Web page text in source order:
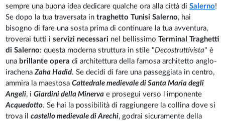
sempre una buona idea dedicare qualche ora alla città diSalerno!
Se dopo la tua traversata intraghetto Tunisi Salerno, hai
bisogno di fare una sosta prima di continuare la tua avventura,
troverai tutti iservizi necessari nel bellissimoTerminal Traghetti
di Salerno: questa moderna struttura in stile "Decostruttivista" è
una brillante opera di architettura della famosa architetto anglo-
irachenaZaha Hadid. Se decidi di fare una passeggiata in centro,
ammira la maestosaCattedrale medievale di Santa Maria degli
Angeli, iGiardini della Minerva e prosegui verso l'imponente
Acquedotto. Se hai la possibilità di raggiungere la collina dove si
trova ilcastello medievale di Arechi, godrai sicuramente della